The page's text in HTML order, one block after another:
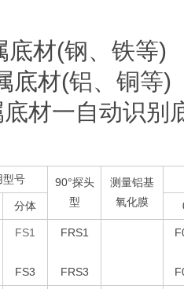
底材(钢、铁等)
底材(铝、铜等)
材一自动识别
型号
90°探头
型
测量铝基
氧化膜
分体
FS1
FS3
FRS1
FRS3